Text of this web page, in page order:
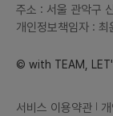
주소 : 서울 관악구
개인정보책임자 : 최
© with TEAM,
서비스 이용약관